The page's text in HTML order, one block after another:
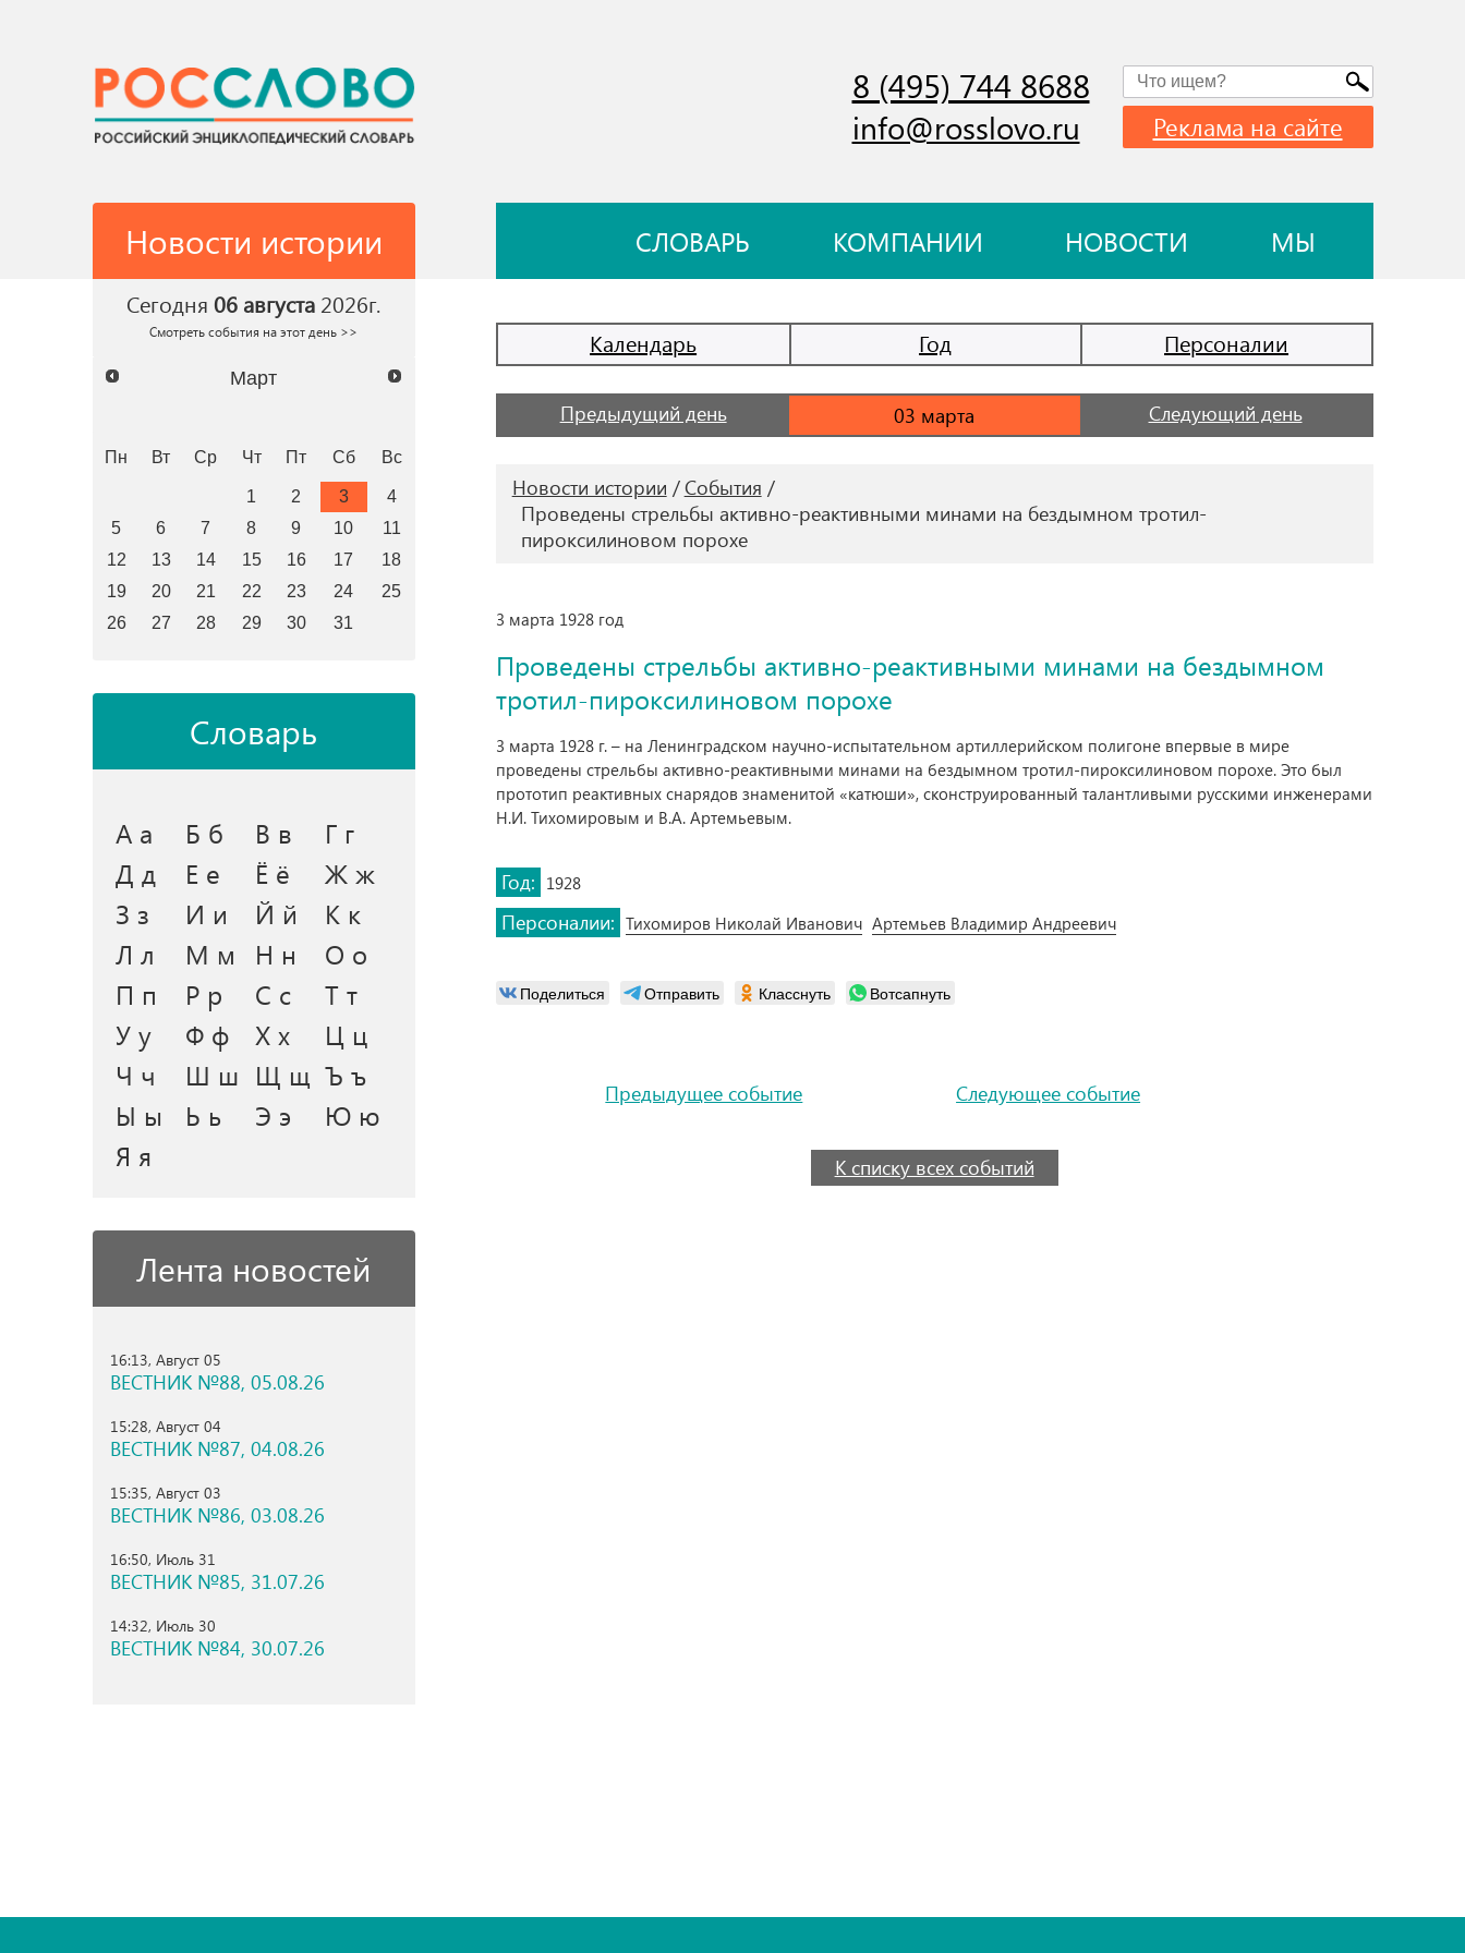
8 (495) 744 8688
info@rosslovo.ru Реклама на сайте
Новости истории СЛОВАРЬ КОМПАНИИ НОВОСТИ МЫ
Сегодня 06 августа 2026г.
Смотреть события на этот день >>
Март
Пн Вт Ср Чт Пт Сб Вс
1 2 3
4
5
6 7 8 9 10
11
12
13 14 15 16 17
18
19
20 21 22 23 24
25
26
27 28 29 30 31
Словарь
А а Б б В в
Г г
Д д
Е е Ё ё
Ж ж
З з
И и Й й
К к
Л л
М м Н н
О о
П п
Р р С с
Т т
У у
Ф ф Х х
Ц ц
Ч ч
Ш ш Щ щ Ъ ъ
Ы ы
Ь ь Э э
Ю ю
Я я
Лента новостей
16:13, Август 05
ВЕСТНИК №88, 05.08.26
15:28, Август 04
ВЕСТНИК №87, 04.08.26
15:35, Август 03
ВЕСТНИК №86, 03.08.26
16:50, Июль 31
ВЕСТНИК №85, 31.07.26
14:32, Июль 30
ВЕСТНИК №84, 30.07.26
Календарь Год Персоналии
Предыдущий день Следующий день
Новости истории
События
Проведены стрельбы активно-реактивными минами на бездымном тротил-
пироксилиновом порохе
3 марта 1928 год
Проведены стрельбы активно-реактивными минами на бездымном
тротил-пироксилиновом порохе
3 марта 1928 г. – на Ленинградском научно-испытательном артиллерийском полигоне впервые в мире
проведены стрельбы активно-реактивными минами на бездымном тротил-пироксилиновом порохе. Это был
прототип реактивных снарядов знаменитой «катюши», сконструированный талантливыми русскими инженерами
Н.И. Тихомировым и В.А. Артемьевым.
Год: 1928
Персоналии: Тихомиров Николай Иванович Артемьев Владимир Андреевич
Поделиться Отправить Класснуть Вотсапнуть
Предыдущее событие Следующее событие
К списку всех событий